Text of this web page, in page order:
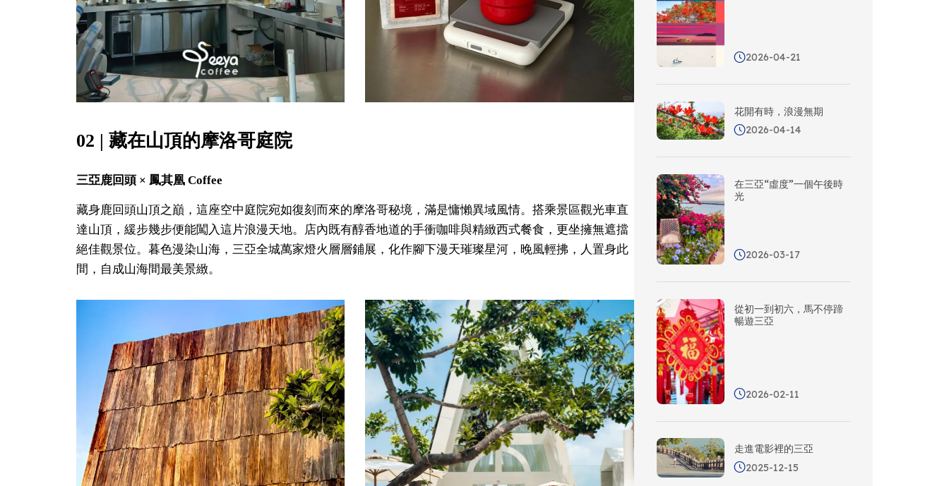
02 | 藏在山頂的摩洛哥庭院
三亞鹿回頭 × 鳳其凰 Coffee
藏身鹿回頭山頂之巔，這座空中庭院宛如復刻而來的摩洛哥秘境，滿是慵懶異域風情。搭乘景區觀光車直
達山頂，緩步幾步便能闖入這片浪漫天地。店內既有醇香地道的手衝咖啡與精緻西式餐食，更坐擁無遮擋
絕佳觀景位。暮色漫染山海，三亞全城萬家燈火層層鋪展，化作腳下漫天璀璨星河，晚風輕拂，人置身此
間，自成山海間最美景緻。
2026-04-21
花開有時，浪漫無期
2026-04-14
在三亞“虛度”一個午後時
光
2026-03-17
從初一到初六，馬不停蹄
暢遊三亞
2026-02-11
走進電影裡的三亞
2025-12-15